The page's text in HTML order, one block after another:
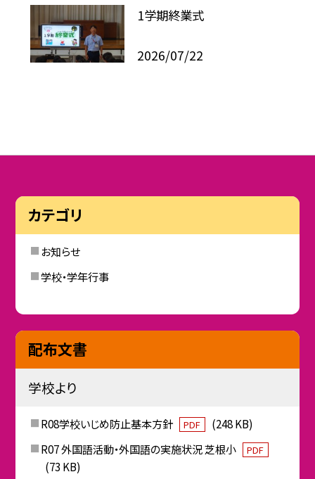
1学期終業式
2026/07/22
カテゴリ
お知らせ
学校・学年行事
配布文書
学校より
R08学校いじめ防止基本方針 PDF
(248 KB)
R07 外国語活動・外国語の実施状況 芝根小
PDF
(73 KB)